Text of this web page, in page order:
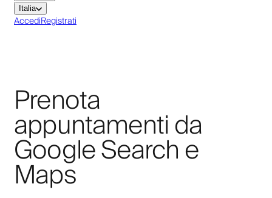
Italia
AccediRegistrati
Prenota
appuntamenti da
Google Search e
Maps